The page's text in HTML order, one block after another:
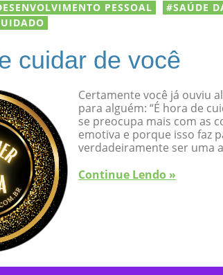
PESSOAL
SAÚDE
cuidar de você
Certamente você já ouviu
para alguém: “É hora de
se preocupa mais com as
emotiva e porque isso faz
verdadeiramente ser uma
Continue Lendo »